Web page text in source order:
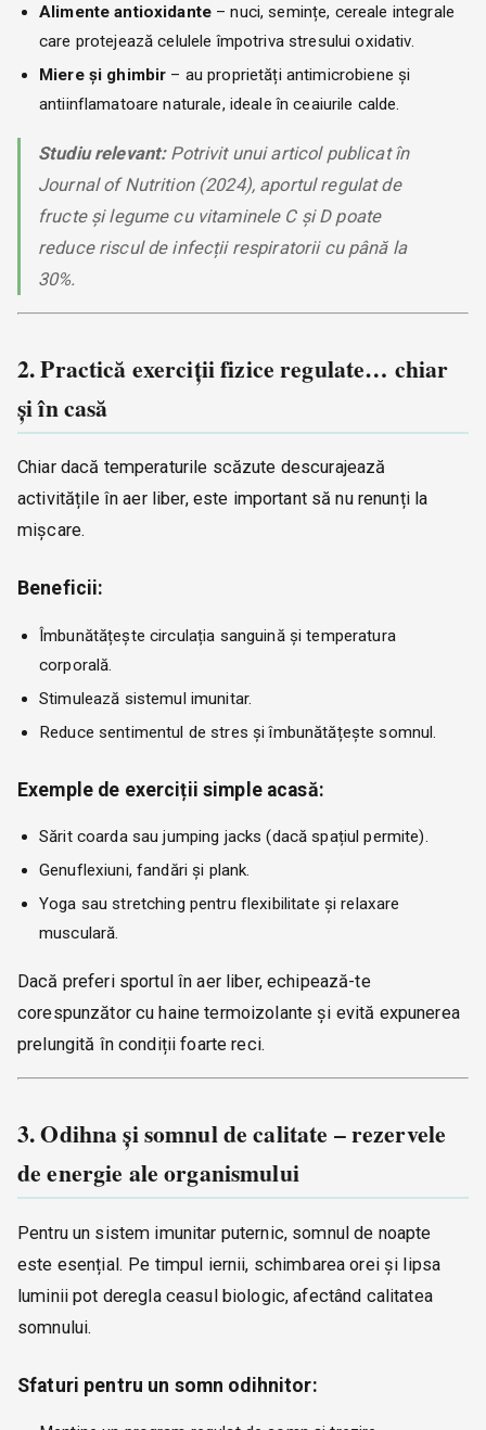
Alimente antioxidante – nuci, semințe, cereale integrale
care protejează celulele împotriva stresului oxidativ.
Miere și ghimbir – au proprietăți antimicrobiene și
antiinflamatoare naturale, ideale în ceaiurile calde.
Studiu relevant:Potrivit unui articol publicat în
Journal of Nutrition(2024), aportul regulat de
fructe și legume cu vitaminele C și D poate
reduce riscul de infecții respiratorii cu până la
30%.
2. Practică exerciții fizice regulate… chiar
și în casă
Chiar dacă temperaturile scăzute descurajează
activitățile în aer liber, este important să nu renunți la
mișcare.
Beneficii:
Îmbunătățește circulația sanguină și temperatura
corporală.
Stimulează sistemul imunitar.
Reduce sentimentul de stres și îmbunătățește somnul.
Exemple de exerciții simple acasă:
Sărit coarda sau jumping jacks (dacă spațiul permite).
Genuflexiuni, fandări și plank.
Yoga sau stretching pentru flexibilitate și relaxare
musculară.
Dacă preferi sportul în aer liber, echipează-te
corespunzător cu haine termoizolante și evită expunerea
prelungită în condiții foarte reci.
3. Odihna și somnul de calitate – rezervele
de energie ale organismului
Pentru un sistem imunitar puternic, somnul de noapte
este esențial. Pe timpul iernii, schimbarea orei și lipsa
luminii pot deregla ceasul biologic, afectând calitatea
somnului.
Sfaturi pentru un somn odihnitor: